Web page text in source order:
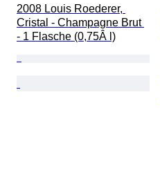
2008 Louis Roederer,
Cristal - Champagne Brut
- 1 Flasche (0,75Â l)